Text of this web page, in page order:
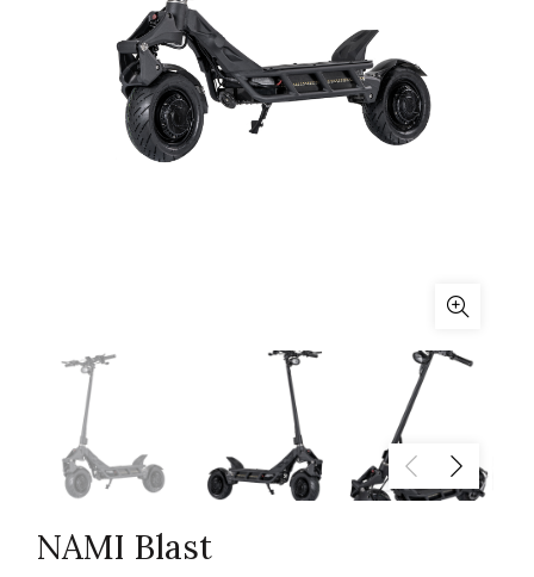
NAMI Blast